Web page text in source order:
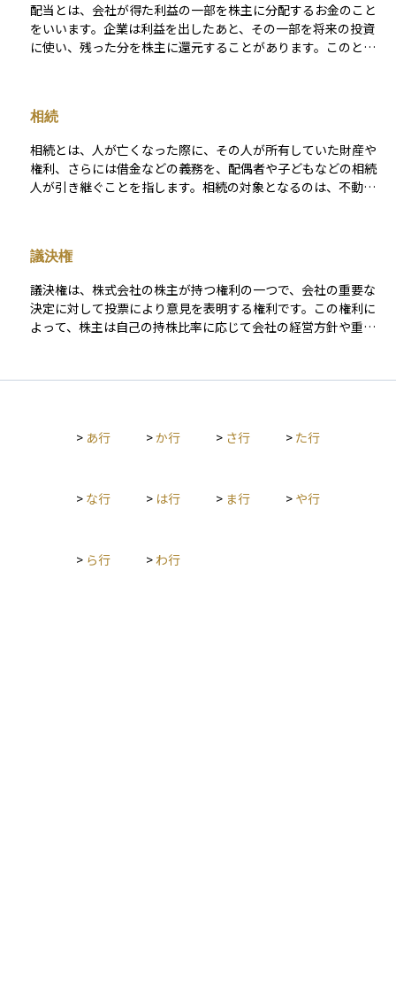
配当とは、会社が得た利益の一部を株主に分配するお金のこと
をいいます。企業は利益を出したあと、その一部を将来の投資
に使い、残った分を株主に還元することがあります。このとき
期は異なります。配当は企業からの「お礼」のようなもので、
株を長く持ち続ける理由の一つになることがあります。
相続
相続とは、人が亡くなった際に、その人が所有していた財産や
権利、さらには借金などの義務を、配偶者や子どもなどの相続
人が引き継ぐことを指します。相続の対象となるのは、不動
める「遺産分割」の手続きが必要になります。この分配は、民
法で定められた割合に基づく「法定相続」によって進めること
もあれば、亡くなった方が遺言書を残していた場合は、その内
容に従って行われることもあります。 資産運用の観点では、相
続によって得た財産をいかに管理し、長期的に活かしていくか
相続税の申告・納付期限や、不動産の名義変更、金融機関での
手続きなど、時間的制約と法的手続きが伴うため、早めの準備
らの対策と継続的な資産設計が求められます。
議決権
議決権は、株式会社の株主が持つ権利の一つで、会社の重要な
決定に対して投票により意見を表明する権利です。この権利に
よって、株主は自己の持株比率に応じて会社の経営方針や重要
総会は会社の最も重要な意思決定の場とされています。 議決権
されないことが多いですが、優先株の中には限定的な議決権が
の電子投票などが利用されることもあります。 議決権の存在
する意見を表明し、企業価値の向上に寄与するための重要な権
利です。
> あ行 >か行 > さ行 > た行
> な行 > は行 > ま行 > や行
> ら行 > わ行